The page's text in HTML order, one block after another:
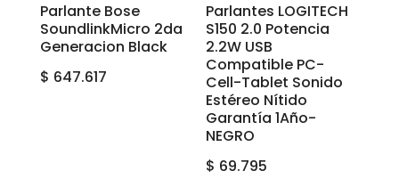
Parlante Bose
SoundlinkMicro 2da
Generacion Black
$ 647.617
Parlantes LOGITECH
S150 2.0 Potencia
2.2W USB
Compatible PC-
Cell-Tablet Sonido
Estéreo Nítido
Garantía 1Año-
NEGRO
$ 69.795